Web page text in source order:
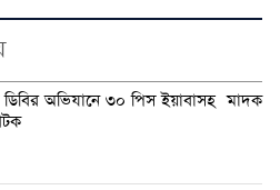
অভিযানে ৩০ পিস ইয়াবাসহ মাদক